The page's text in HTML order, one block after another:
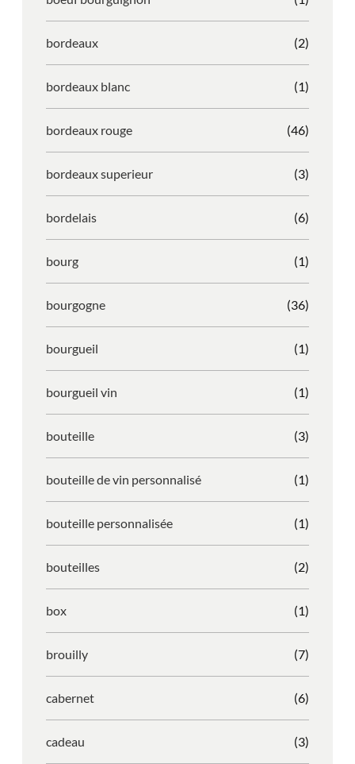
bordeaux (2)
bordeaux blanc (1)
bordeaux rouge (46)
bordeaux superieur (3)
bordelais (6)
bourg (1)
bourgogne (36)
bourgueil (1)
bourgueil vin (1)
bouteille (3)
bouteille de vin personnalisé (1)
bouteille personnalisée (1)
bouteilles (2)
box (1)
brouilly (7)
cabernet (6)
cadeau (3)